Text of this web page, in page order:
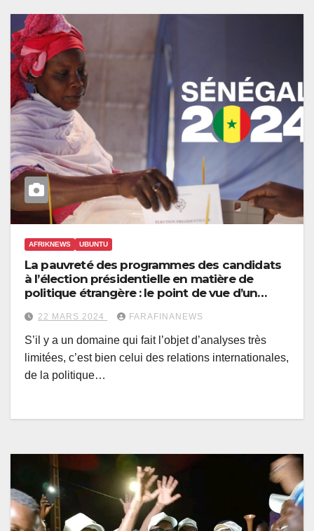
AFRIKNEWS UBUNTU
La pauvreté des programmes des candidats
à l’élection présidentielle en matière de
politique étrangère : le point de vue d’un
22 MARS 2024 FARAFINANEWS
S’il y a un domaine qui fait l’objet d’analyses très
limitées, c’est bien celui des relations internationales,
de la politique…